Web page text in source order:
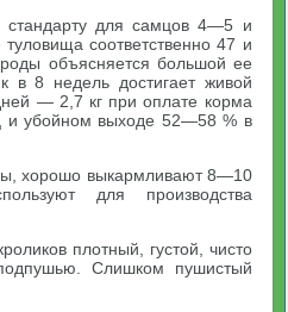
для самцов 4—5 и
соответственно 47 и
объясняется большой ее
в 8 недель достигает живой
— 2,7 кг при оплате корма
и убойном выходе 52—58 % в
хорошо выкармливают 8—10
для производства
плотный, густой, чисто
Слишком пушистый